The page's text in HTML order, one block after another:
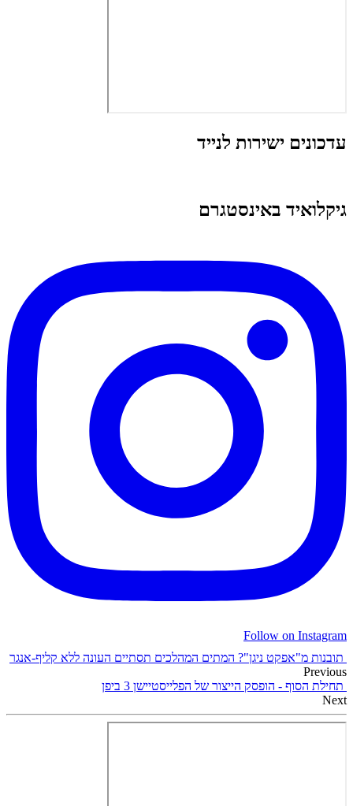
עדכונים ישירות לנייד
גיקלואיד באינסטגרם
Follow on Instagram
תובנות מ"אפקט ניגן"? המתים המהלכים תסתיים העונה ללא קליף-אנגר
Previous
תחילת הסוף - הופסק הייצור של הפלייסטיישן 3 ביפן
Next